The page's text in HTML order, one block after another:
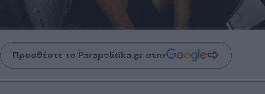
Προσθέστε το Parapolitika.gr στην